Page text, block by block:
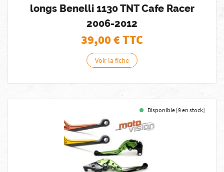
longs Benelli 1130 TNT Cafe Racer
2006-2012
39,00€ TTC
Voir la fiche
Disponible [9 en stock]